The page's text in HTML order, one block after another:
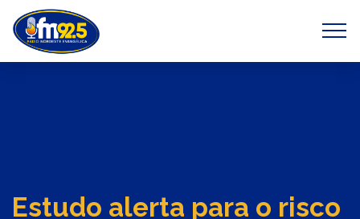
Previous Next
Estudo alerta para o risco